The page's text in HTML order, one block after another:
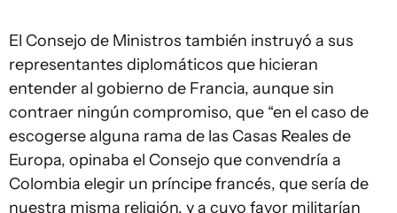
El Consejo de Ministros también instruyó a sus
representantes diplomáticos que hicieran
entender al gobierno de Francia, aunque sin
contraer ningún compromiso, que “en el caso de
escogerse alguna rama de las Casas Reales de
Europa, opinaba el Consejo que convendría a
Colombia elegir un príncipe francés, que sería de
nuestra misma religión, y a cuyo favor militarían